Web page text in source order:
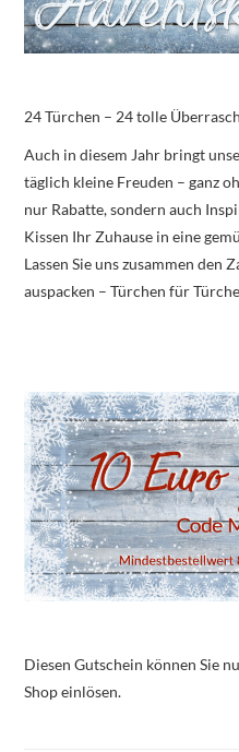
24 Türchen – 24 tolle
Auch in diesem Jahr bringt
täglich kleine Freuden – ganz
nur Rabatte, sondern auch
Kissen Ihr Zuhause in eine
Lassen Sie uns zusammen den
auspacken – Türchen für
Diesen Gutschein können Sie
Shop einlösen.